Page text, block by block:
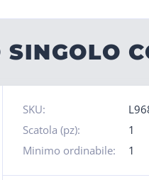
SKU:
Scatola (pz):
1
Minimo ordinabile:
1